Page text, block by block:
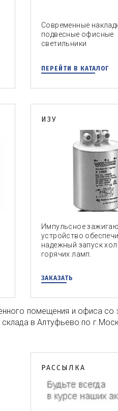
Современные
подвесные офисные
светильники
ПЕРЕЙТИ В КАТАЛОГ
ИЗУ
Импульсное
устройство
надежный запуск
горячих ламп.
ЗАКАЗАТЬ
помещения и офиса
в Алтуфьево по
РАССЫЛКА